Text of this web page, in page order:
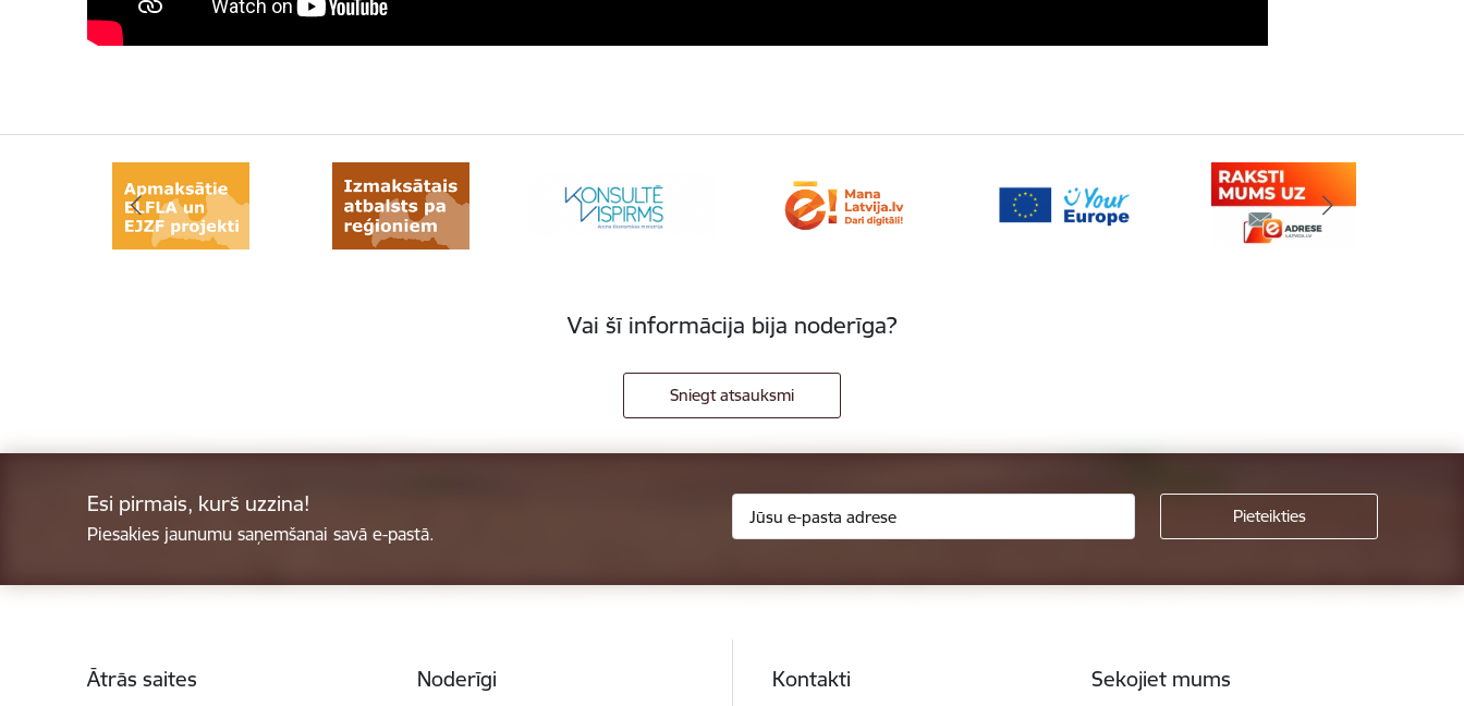
Vai šī informācija bija noderīga?
Sniegt atsauksmi
Esi pirmais, kurš uzzina!
Piesakies jaunumu saņemšanai savā e-pastā.
Ātrās saites Noderīgi Kontakti Sekojiet mums